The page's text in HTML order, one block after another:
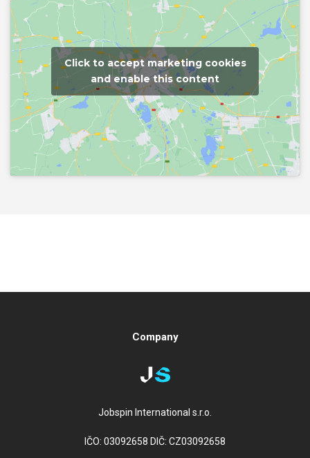
Click to accept marketing cookies
and enable this content
Company
Jobspin International s.r.o.
IČO: 03092658 DIČ: CZ03092658